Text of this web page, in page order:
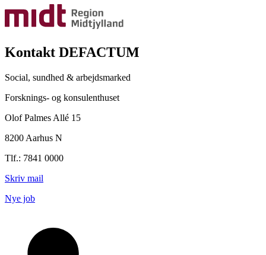
Kontakt DEFACTUM
Social, sundhed & arbejdsmarked
Forsknings- og konsulenthuset
Olof Palmes Allé 15
8200 Aarhus N
Tlf.: 7841 0000
Skriv mail
Nye job